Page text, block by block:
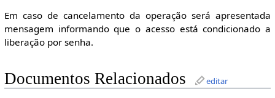
Em caso de cancelamento da operação será apresentada
mensagem informando que o acesso está condicionado a
liberação por senha.
Documentos Relacionados editar